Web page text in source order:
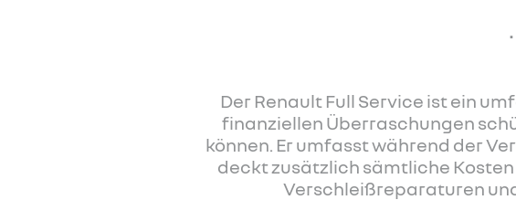
Der Renault Full Service ist ein
finanziellen Überraschungen
können. Er umfasst während der
deckt zusätzlich sämtliche
Verschleißreparaturen